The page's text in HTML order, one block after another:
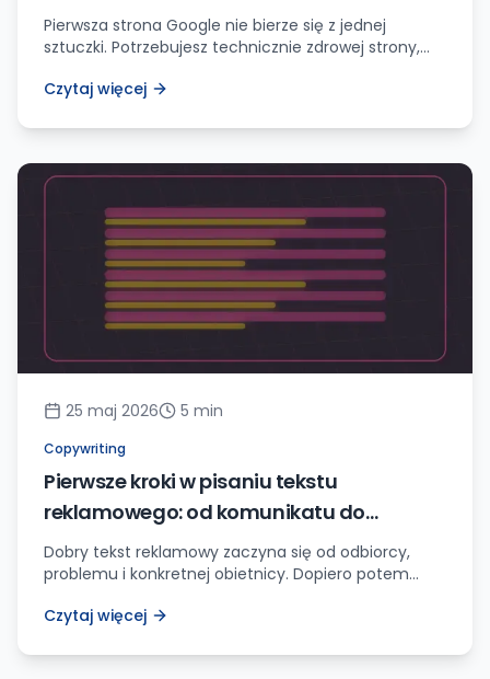
Pierwsza strona Google nie bierze się z jednej
sztuczki. Potrzebujesz technicznie zdrowej strony,
zaufania i mierzenia wyników.
Czytaj więcej
25 maj 2026 5 min
Copywriting
Pierwsze kroki w pisaniu tekstu
reklamowego: od komunikatu do
działania
Dobry tekst reklamowy zaczyna się od odbiorcy,
problemu i konkretnej obietnicy. Dopiero potem
Czytaj więcej